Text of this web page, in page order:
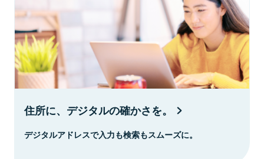
住所に、デジタルの確かさを。
デジタルアドレスで入力も検索もスムーズに。